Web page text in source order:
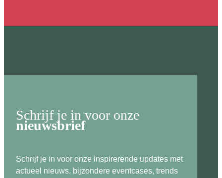
Schrijf je in voor onze
nieuwsbrief
Schrijf je in voor onze inspirerende updates met
actueel nieuws, bijzondere eventcases, trends